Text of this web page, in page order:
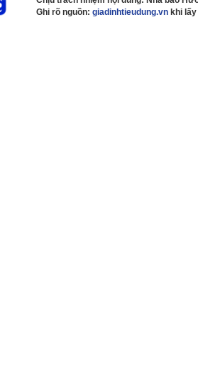
Ghi rõ nguồn: giadinhtieudung.vn khi